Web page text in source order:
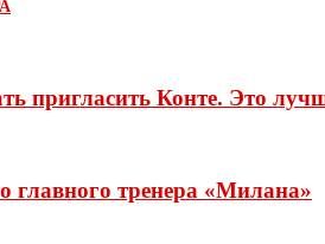
пригласить Конте. Это
главного тренера «Милана»